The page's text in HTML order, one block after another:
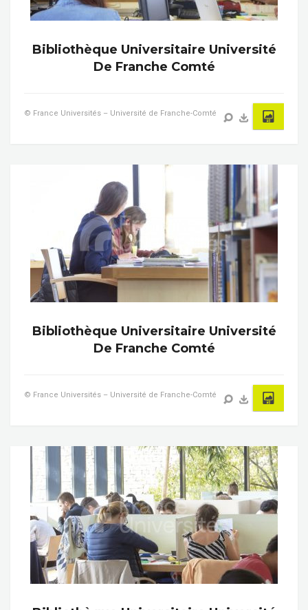
Bibliothèque Universitaire Université
De Franche Comté
© France Universités – Université de Franche-Comté
Bibliothèque Universitaire Université
De Franche Comté
© France Universités – Université de Franche-Comté